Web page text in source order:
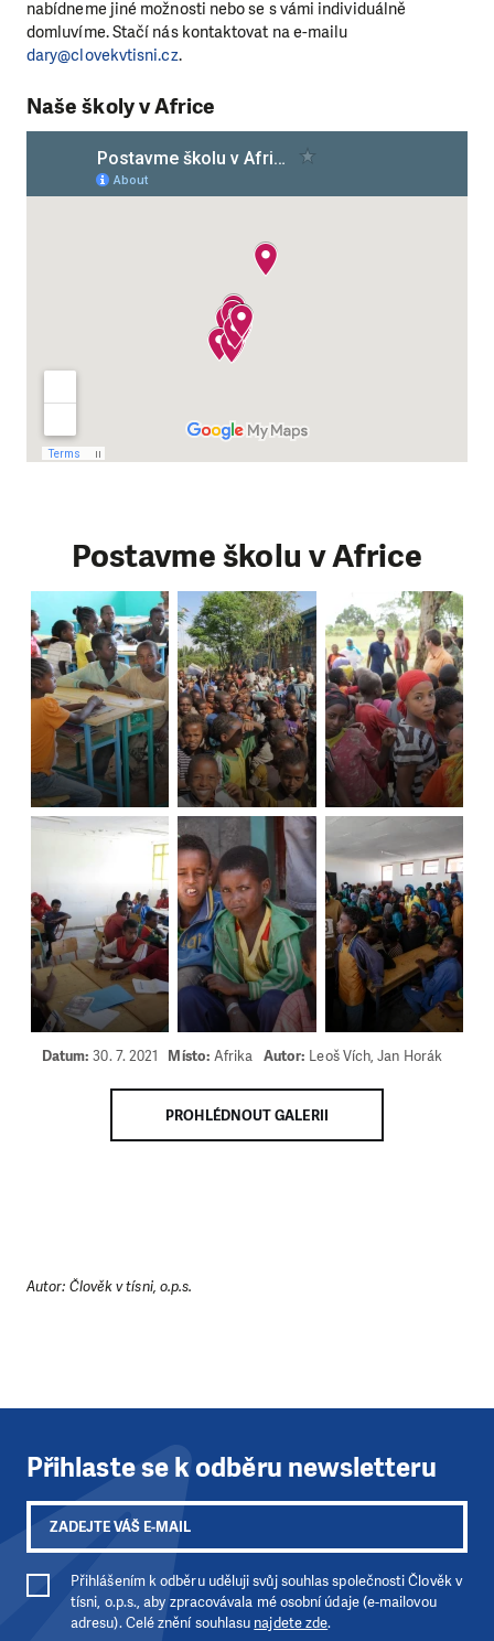
nabídneme jiné možnosti nebo se s vámi individuálně
domluvíme. Stačí nás kontaktovat na e-mailu
dary@clovekvtisni.cz.
Naše školy v Africe
Postavme školu v Africe
Datum:30. 7. 2021 Místo:Afrika Autor: Leoš Vích, Jan Horák
PROHLÉDNOUT GALERII
Autor: Člověk v tísni, o.p.s.
LÍBÍ SE VÁM, CO DĚLÁME?
PODPOŘTE NÁS!
bez Vaší podpory. Ať už se nám rozhodnete pomoci
jedním darem nebo se stanete pravidelným dárcem
Klubu přátel, Vaše dary nám umožní pomoci vždy tam,
kde je to nejvíce potřeba.
Přihlaste se k odběru newsletteru
Přihlášením k odběru uděluji svůj souhlas společnosti Člověk v
tísni, o.p.s., aby zpracovávala mé osobní údaje (e-mailovou
adresu). Celé znění souhlasu najdete zde.